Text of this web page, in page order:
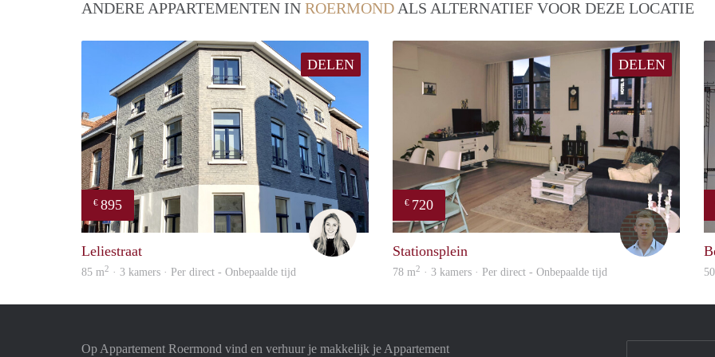
ANDERE APPARTEMENTEN IN ROERMOND ALS ALTERNATIEF VOOR DEZE LOCATIE
DELEN
€ 895
Fleur
Leliestraat
85 m2 · 3 kamers · Per direct - Onbepaalde tijd
DELEN
€ 720
Tom
Stationsplein
78 m2 · 3 kamers · Per direct - Onbepaalde tijd
Op Appartement Roermond vind en verhuur je makkelijk je Appartement